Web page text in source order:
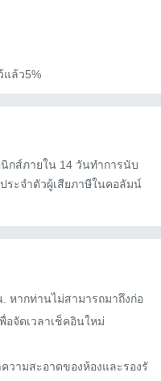
แล้ว5%
นิกส์ภายใน 14 วันทำการนับ
ระจำตัวผู้เสียภาษีในคอลัมน์
หากท่านไม่สามารถมาถึงก่อ
จัดเวลาเช็คอินใหม่
วามสะอาดของห้องและรองรั